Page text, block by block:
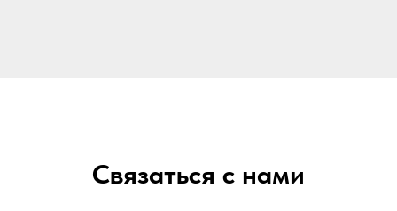
Связаться с нами